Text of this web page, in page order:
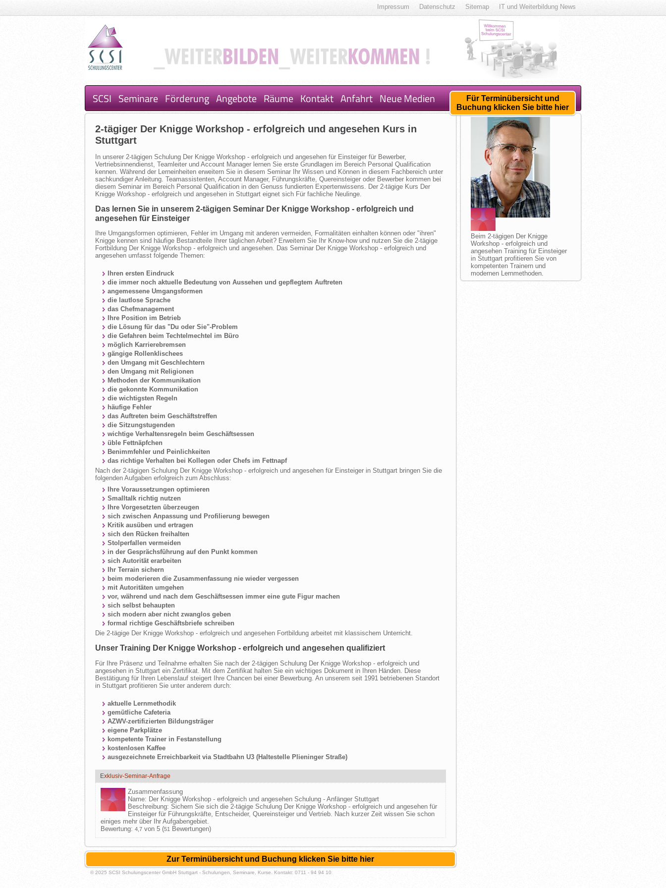
IT und Weiterbildung News
Sitemap
Datenschutz
Impressum
SCSI Seminare Förderung Angebote Räume Kontakt Anfahrt Neue Medien
Für Terminübersicht und
Buchung klicken Sie bitte hier
2-tägiger Der Knigge Workshop - erfolgreich und angesehen Kurs in
Stuttgart
In unserer 2-tägigen Schulung Der Knigge Workshop - erfolgreich und angesehen für Einsteiger für Bewerber,
Vertriebsinnendienst, Teamleiter und Account Manager lernen Sie erste Grundlagen im Bereich Personal Qualification
kennen. Während der Lerneinheiten erweitern Sie in diesem Seminar Ihr Wissen und Können in diesem Fachbereich unter
sachkundiger Anleitung. Teamassistenten, Account Manager, Führungskräfte, Quereinsteiger oder Bewerber kommen bei
diesem Seminar im Bereich Personal Qualification in den Genuss fundierten Expertenwissens. Der 2-tägige Kurs Der
Knigge Workshop - erfolgreich und angesehen in Stuttgart eignet sich Für fachliche Neulinge.
Das lernen Sie in unserem 2-tägigen Seminar Der Knigge Workshop - erfolgreich und
angesehen für Einsteiger
Ihre Umgangsformen optimieren, Fehler im Umgang mit anderen vermeiden, Formalitäten einhalten können oder "ihren"
Knigge kennen sind häufige Bestandteile Ihrer täglichen Arbeit? Erweitern Sie Ihr Know-how und nutzen Sie die 2-tägige
Fortbildung Der Knigge Workshop - erfolgreich und angesehen. Das Seminar Der Knigge Workshop - erfolgreich und
angesehen umfasst folgende Themen:
Ihren ersten Eindruck
die immer noch aktuelle Bedeutung von Aussehen und gepflegtem Auftreten
angemessene Umgangsformen
die lautlose Sprache
das Chefmanagement
Ihre Position im Betrieb
die Lösung für das "Du oder Sie"-Problem
die Gefahren beim Techtelmechtel im Büro
möglich Karrierebremsen
gängige Rollenklischees
den Umgang mit Geschlechtern
den Umgang mit Religionen
Methoden der Kommunikation
die gekonnte Kommunikation
die wichtigsten Regeln
häufige Fehler
das Auftreten beim Geschäftstreffen
die Sitzungstugenden
wichtige Verhaltensregeln beim Geschäftsessen
üble Fettnäpfchen
Benimmfehler und Peinlichkeiten
das richtige Verhalten bei Kollegen oder Chefs im Fettnapf
Nach der 2-tägigen Schulung Der Knigge Workshop - erfolgreich und angesehen für Einsteiger in Stuttgart bringen Sie die
folgenden Aufgaben erfolgreich zum Abschluss:
Ihre Voraussetzungen optimieren
Smalltalk richtig nutzen
Ihre Vorgesetzten überzeugen
sich zwischen Anpassung und Profilierung bewegen
Kritik ausüben und ertragen
sich den Rücken freihalten
Stolperfallen vermeiden
in der Gesprächsführung auf den Punkt kommen
sich Autorität erarbeiten
Ihr Terrain sichern
beim moderieren die Zusammenfassung nie wieder vergessen
mit Autoritäten umgehen
vor, während und nach dem Geschäftsessen immer eine gute Figur machen
sich selbst behaupten
sich modern aber nicht zwanglos geben
formal richtige Geschäftsbriefe schreiben
Die 2-tägige Der Knigge Workshop - erfolgreich und angesehen Fortbildung arbeitet mit klassischem Unterricht.
Unser Training Der Knigge Workshop - erfolgreich und angesehen qualifiziert
Für Ihre Präsenz und Teilnahme erhalten Sie nach der 2-tägigen Schulung Der Knigge Workshop - erfolgreich und
angesehen in Stuttgart ein Zertifikat. Mit dem Zertifikat halten Sie ein wichtiges Dokument in Ihren Händen. Diese
Bestätigung für Ihren Lebenslauf steigert Ihre Chancen bei einer Bewerbung. An unserem seit 1991 betriebenen Standort
in Stuttgart profitieren Sie unter anderem durch:
aktuelle Lernmethodik
gemütliche Cafeteria
AZWV-zertifizierten Bildungsträger
eigene Parkplätze
kompetente Trainer in Festanstellung
kostenlosen Kaffee
ausgezeichnete Erreichbarkeit via Stadtbahn U3 (Haltestelle Plieninger Straße)
Exklusiv-Seminar-Anfrage
Zusammenfassung
Name: Der Knigge Workshop - erfolgreich und angesehen Schulung - Anfänger Stuttgart
Beschreibung: Sichern Sie sich die 2-tägige Schulung Der Knigge Workshop - erfolgreich und angesehen für
Einsteiger für Führungskräfte, Entscheider, Quereinsteiger und Vertrieb. Nach kurzer Zeit wissen Sie schon
einiges mehr über Ihr Aufgabengebiet.
Bewertung: 4,7 von 5 (51 Bewertungen)
Beim 2-tägigen Der Knigge
Workshop - erfolgreich und
angesehen Training für Einsteiger
in Stuttgart profitieren Sie von
kompetenten Trainern und
modernen Lernmethoden.
Zur Terminübersicht und Buchung klicken Sie bitte hier
© 2025 SCSI Schulungscenter GmbH Stuttgart - Schulungen, Seminare, Kurse. Kontakt: 0711 - 94 94 10